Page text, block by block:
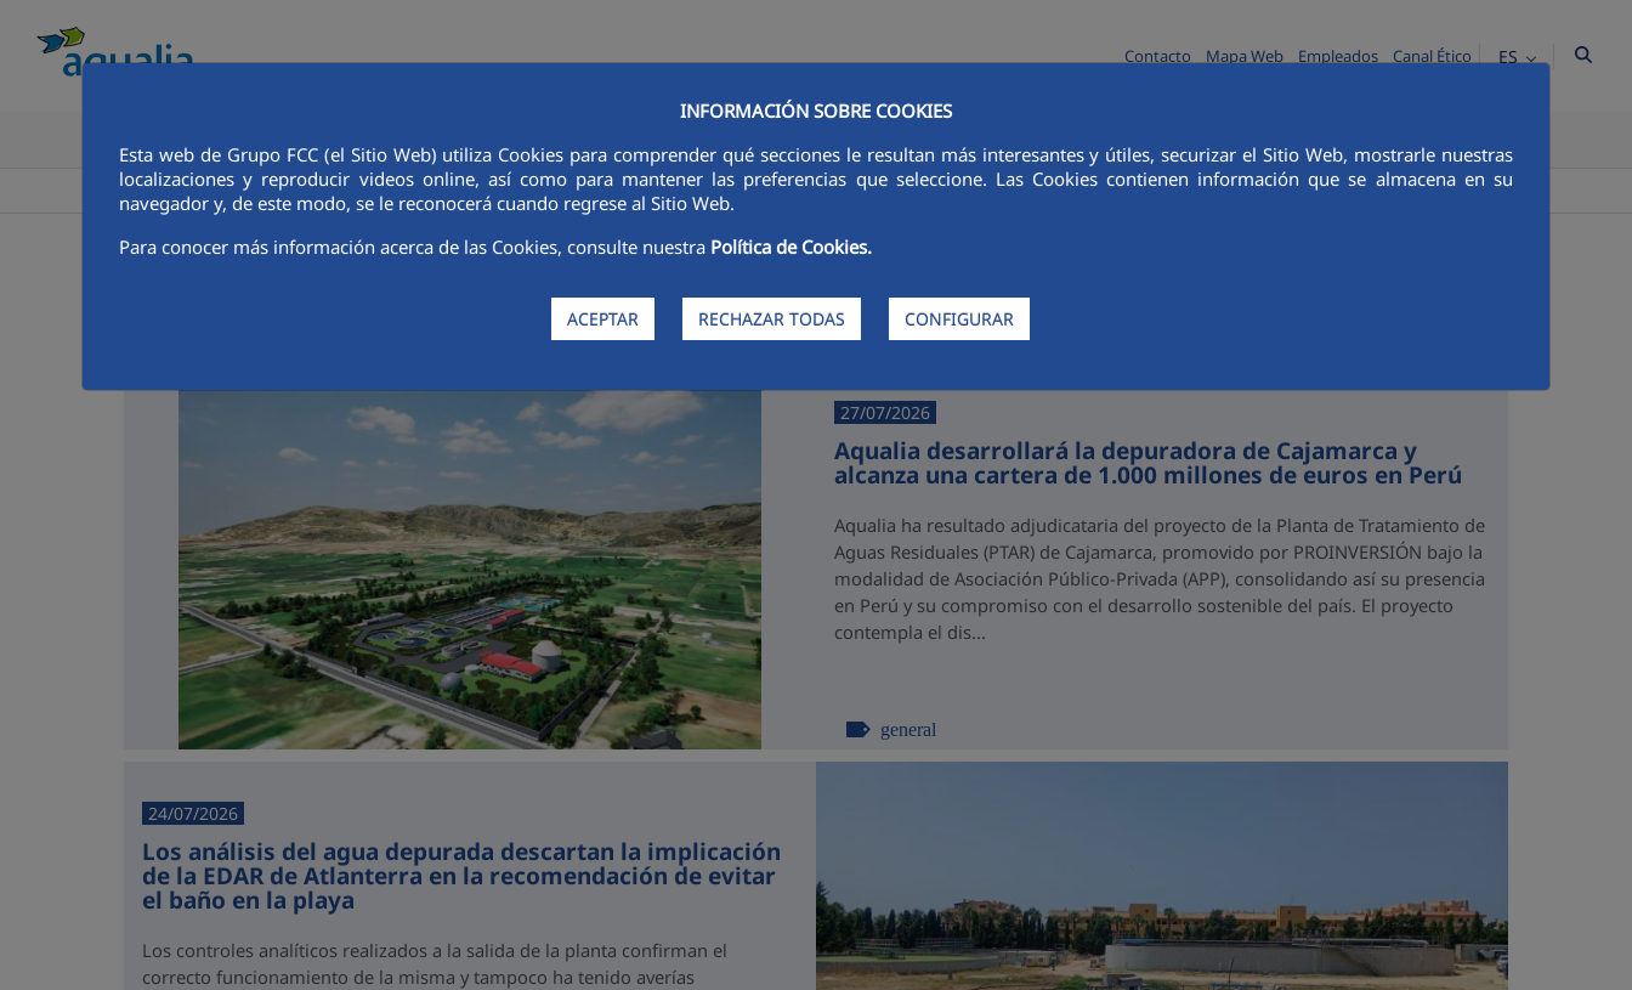
INFORMACIÓN SOBRE COOKIES
Esta web de Grupo FCC (el Sitio Web) utiliza Cookies para comprender qué secciones le resultan más interesantes y útiles, securizar el Sitio Web, mostrarle nuestras
localizaciones y reproducir videos online, así como para mantener las preferencias que seleccione. Las Cookies contienen información que se almacena en su
navegador y, de este modo, se le reconocerá cuando regrese al Sitio Web.
Para conocer más información acerca de las Cookies, consulte nuestra Política de Cookies.
ACEPTAR RECHAZAR TODAS CONFIGURAR
Contacto Mapa Web Empleados Canal Ético ES
Aqualia ES > Puebla de Don Fadrique >Noticias
Últimas noticias
27/07/2026
Aqualia desarrollará la depuradora de Cajamarca y
alcanza una cartera de 1.000 millones de euros en Perú
Aqualia ha resultado adjudicataria del proyecto de la Planta de Tratamiento de
Aguas Residuales (PTAR) de Cajamarca, promovido por PROINVERSIÓN bajo la
modalidad de Asociación Público-Privada (APP), consolidando así su presencia
en Perú y su compromiso con el desarrollo sostenible del país. El proyecto
contempla el dis...
general
24/07/2026
Los análisis del agua depurada descartan la implicación
de la EDAR de Atlanterra en la recomendación de evitar
el baño en la playa
Los controles analíticos realizados a la salida de la planta confirman el
correcto funcionamiento de la misma y tampoco ha tenido averías